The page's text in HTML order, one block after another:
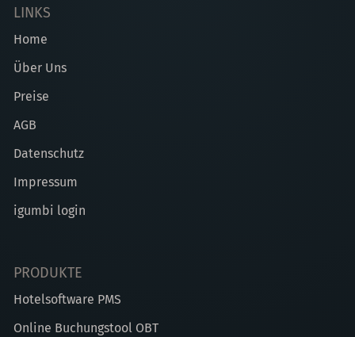
LINKS
Home
Über Uns
Preise
AGB
Datenschutz
Impressum
igumbi login
PRODUKTE
Hotelsoftware PMS
Online Buchungstool OBT